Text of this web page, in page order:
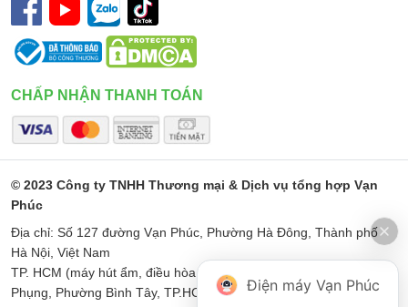
CHẤP NHẬN THANH TOÁN
© 2023 Công ty TNHH Thương mại & Dịch vụ tổng hợp Vạn
Phúc
Địa chỉ: Số 127 đường Vạn Phúc, Phường Hà Đông, Thành phố
Hà Nội, Việt Nam
TP. HCM (máy hút ẩm, điều hòa di động): Số 187 Đường Minh
Phụng, Phường Bình Tây, TP.HCM
Điện máy Vạn Phúc